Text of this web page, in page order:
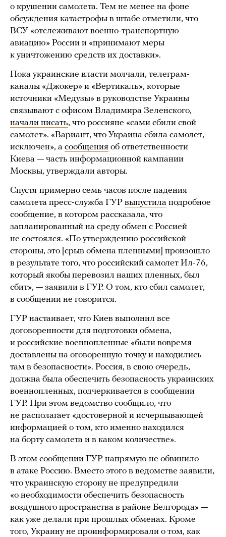
о крушении самолета. Тем не менее на фоне
обсуждения катастрофы в штабе отметили, что
ВСУ «отслеживают военно-транспортную
авиацию» России и «принимают меры
к уничтожению средств их доставки».
Пока украинские власти молчали, телеграм-
каналы «Джокер» и «Вертикаль», которые
источники «Медузы» в руководстве Украины
связывают с офисом Владимира Зеленского,
начали писать, что россияне «сами сбили свой
самолет». «Вариант, что Украина сбила самолет,
исключен», а сообщения об ответственности
Киева — часть информационной кампании
Москвы, утверждали авторы.
Спустя примерно семь часов после падения
самолета пресс-служба ГУР выпустила подробное
сообщение, в котором рассказала, что
запланированный на среду обмен с Россией
не состоялся. «По утверждению российской
стороны, это [срыв обмена пленными] произошло
в результате того, что российский самолет Ил-76,
который якобы перевозил наших пленных, был
сбит», — заявили в ГУР. О том, кто сбил самолет,
в сообщении не говорится.
ГУР настаивает, что Киев выполнил все
договоренности для подготовки обмена,
и российские военнопленные «были вовремя
доставлены на оговоренную точку и находились
там в безопасности». Россия, в свою очередь,
должна была обеспечить безопасность украинских
военнопленных, подчеркивается в сообщении
ГУР. При этом ведомство сообщило, что
не располагает «достоверной и исчерпывающей
информацией о том, кто именно находился
на борту самолета и в каком количестве».
В этом сообщении ГУР напрямую не обвинило
в атаке Россию. Вместо этого в ведомстве заявили,
что украинскую сторону не предупредили
«о необходимости обеспечить безопасность
воздушного пространства в районе Белгорода» —
как уже делали при прошлых обменах. Кроме
того, Украину не проинформировали о том, как